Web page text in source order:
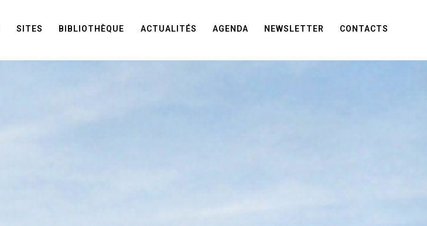
SITES BIBLIOTHÈQUE ACTUALITÉS AGENDA NEWSLETTER CONTACTS